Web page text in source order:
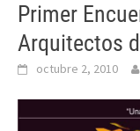
Primer
Arquitectos
octubre 2, 2010